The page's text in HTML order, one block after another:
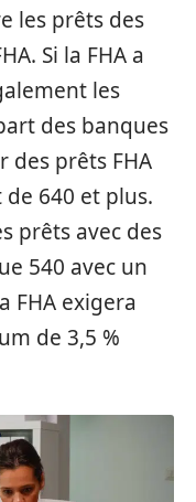
les prêts des
Si la FHA a
les
des banques
des prêts FHA
de 640 et plus.
prêts avec des
540 avec un
FHA exigera
de 3,5 %